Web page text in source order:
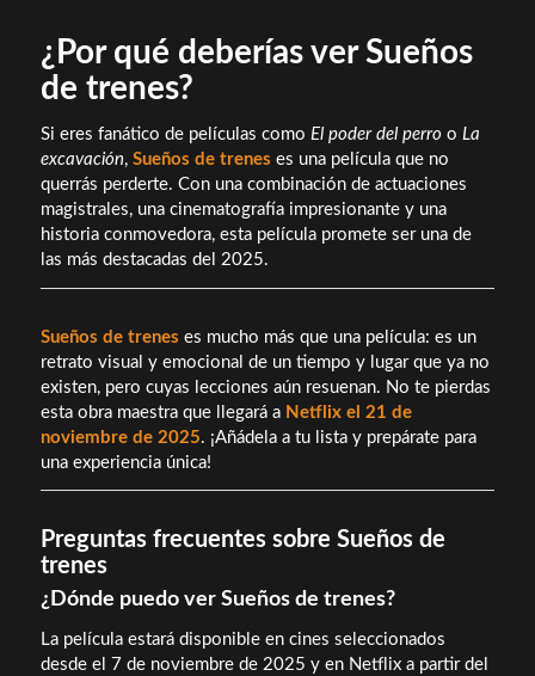
¿Por qué deberías ver Sueños
de trenes?
Si eres fanático de películas como El poder del perroo La
excavación, Sueños de trenes es una película que no
querrás perderte. Con una combinación de actuaciones
magistrales, una cinematografía impresionante y una
historia conmovedora, esta película promete ser una de
las más destacadas del 2025.
Sueños de trenes es mucho más que una película: es un
retrato visual y emocional de un tiempo y lugar que ya no
existen, pero cuyas lecciones aún resuenan. No te pierdas
esta obra maestra que llegará a Netflix el 21 de
noviembre de 2025. ¡Añádela a tu lista y prepárate para
una experiencia única!
Preguntas frecuentes sobre Sueños de
trenes
¿Dónde puedo ver Sueños de trenes?
La película estará disponible en cines seleccionados
desde el 7 de noviembre de 2025 y en Netflix a partir del